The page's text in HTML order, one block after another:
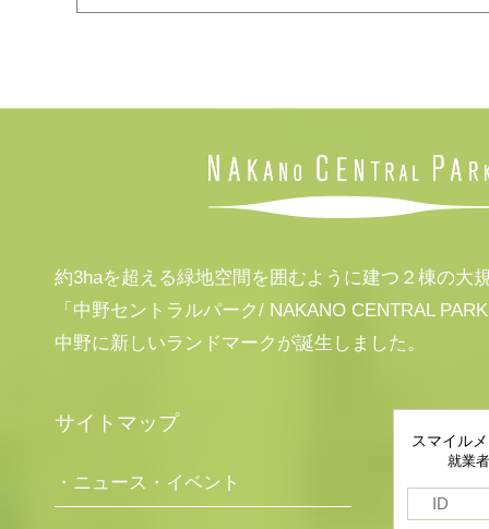
約3haを超える緑地空間を囲むように建つ２棟の大
「中野セントラルパーク/ NAKANO CENTRAL
中野に新しいランドマークが誕生しました。
サイトマップ
・ニュース・イベント
スマイル
就業